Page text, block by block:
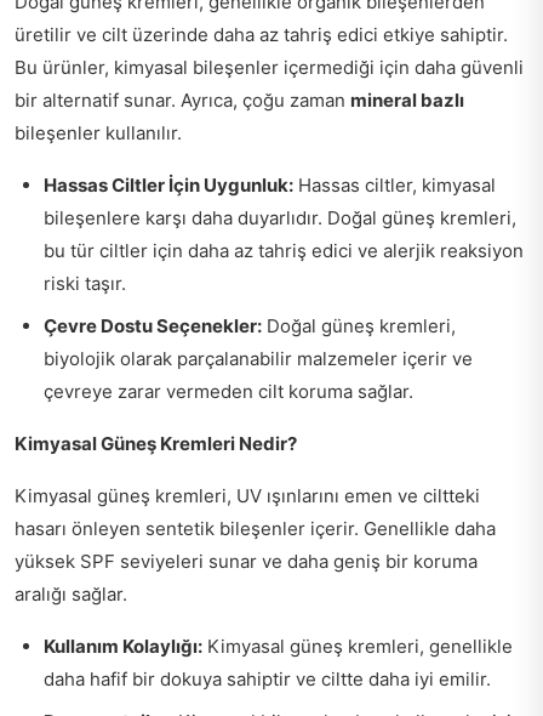
üretilir ve cilt üzerinde daha az tahriş edici etkiye sahiptir.
Bu ürünler, kimyasal bileşenler içermediği için daha güvenli
bir alternatif sunar. Ayrıca, çoğu zaman mineral bazlı
bileşenler kullanılır.
Hassas Ciltler İçin Uygunluk: Hassas ciltler, kimyasal
bileşenlere karşı daha duyarlıdır. Doğal güneş kremleri,
bu tür ciltler için daha az tahriş edici ve alerjik reaksiyon
riski taşır.
Çevre Dostu Seçenekler: Doğal güneş kremleri,
biyolojik olarak parçalanabilir malzemeler içerir ve
çevreye zarar vermeden cilt koruma sağlar.
Kimyasal Güneş Kremleri Nedir?
Kimyasal güneş kremleri, UV ışınlarını emen ve ciltteki
hasarı önleyen sentetik bileşenler içerir. Genellikle daha
yüksek SPF seviyeleri sunar ve daha geniş bir koruma
aralığı sağlar.
Kullanım Kolaylığı: Kimyasal güneş kremleri, genellikle
daha hafif bir dokuya sahiptir ve ciltte daha iyi emilir.